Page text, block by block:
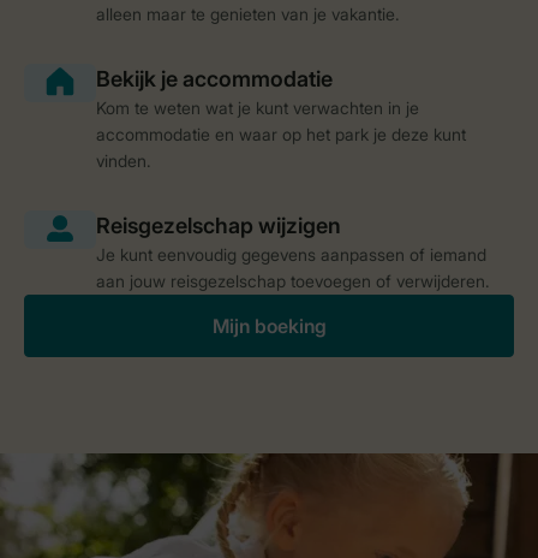
alleen maar te genieten van je vakantie.
Kom te weten wat je kunt verwachten in je
accommodatie en waar op het park je deze kunt
vinden.
Je kunt eenvoudig gegevens aanpassen of iemand
aan jouw reisgezelschap toevoegen of verwijderen.
Mijn boeking